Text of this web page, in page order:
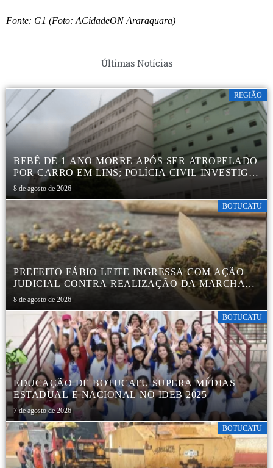
Fonte: G1 (Foto: ACidadeON Araraquara)
Últimas Notícias
REGIÃO
BEBÊ DE 1 ANO MORRE APÓS SER ATROPELADO
POR CARRO EM LINS; POLÍCIA CIVIL INVESTIGA
ACIDENTE
8 de agosto de 2026
BOTUCATU
PREFEITO FÁBIO LEITE INGRESSA COM AÇÃO
JUDICIAL CONTRA REALIZAÇÃO DA MARCHA
DA MACONHA EM BOTUCATU
8 de agosto de 2026
BOTUCATU
EDUCAÇÃO DE BOTUCATU SUPERA MÉDIAS
ESTADUAL E NACIONAL NO IDEB 2025
7 de agosto de 2026
BOTUCATU